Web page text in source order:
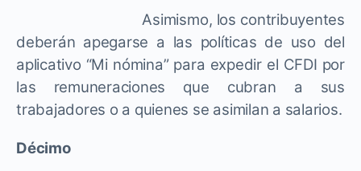
Asimismo, los contribuyentes
deberán apegarse a las políticas de uso del
aplicativo “Mi nómina” para expedir el CFDI por
las remuneraciones que cubran a sus
trabajadores o a quienes se asimilan a salarios.
Décimo